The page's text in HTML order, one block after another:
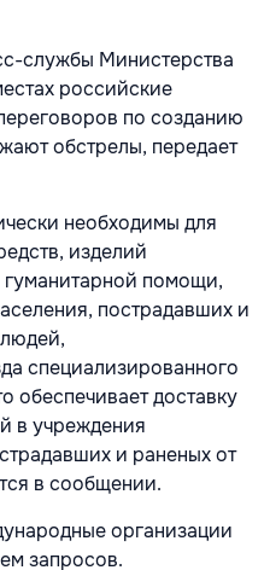
службы Министерства
российские
по созданию
обстрелы, передает
необходимы для
изделий
гуманитарной помощи,
пострадавших и
специализированного
обеспечивает доставку
в учреждения
и раненых от
в сообщении.
организации
запросов.